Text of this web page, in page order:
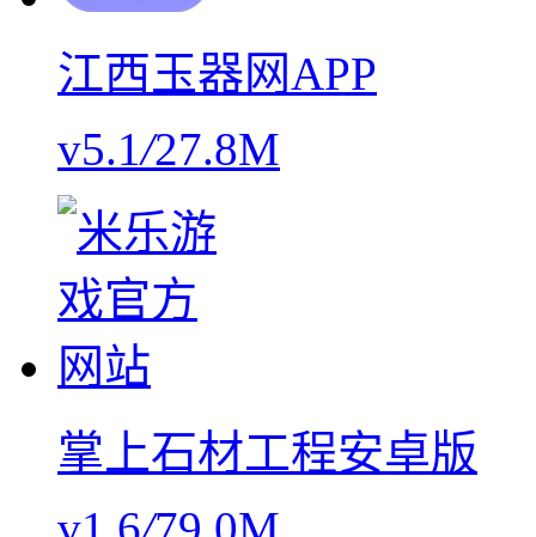
江西玉器网APP
v5.1/27.8M
掌上石材工程安卓版